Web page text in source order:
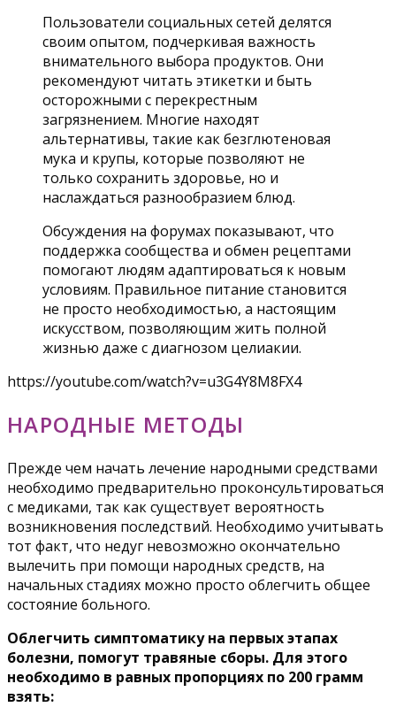
Пользователи социальных сетей делятся
своим опытом, подчеркивая важность
внимательного выбора продуктов. Они
рекомендуют читать этикетки и быть
осторожными с перекрестным
загрязнением. Многие находят
альтернативы, такие как безглютеновая
мука и крупы, которые позволяют не
только сохранить здоровье, но и
наслаждаться разнообразием блюд.
Обсуждения на форумах показывают, что
поддержка сообщества и обмен рецептами
помогают людям адаптироваться к новым
условиям. Правильное питание становится
не просто необходимостью, а настоящим
искусством, позволяющим жить полной
жизнью даже с диагнозом целиакии.
https://youtube.com/watch?v=u3G4Y8M8FX4
НАРОДНЫЕ МЕТОДЫ
Прежде чем начать лечение народными средствами
необходимо предварительно проконсультироваться
с медиками, так как существует вероятность
возникновения последствий. Необходимо учитывать
тот факт, что недуг невозможно окончательно
вылечить при помощи народных средств, на
начальных стадиях можно просто облегчить общее
состояние больного.
Облегчить симптоматику на первых этапах
болезни, помогут травяные сборы. Для этого
необходимо в равных пропорциях по 200 грамм
взять: